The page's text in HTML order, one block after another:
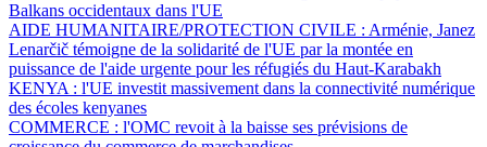
Balkans occidentaux dans l'UE
AIDE HUMANITAIRE/PROTECTION CIVILE : Arménie, Janez
Lenarčič témoigne de la solidarité de l'UE par la montée en
puissance de l'aide urgente pour les réfugiés du Haut-Karabakh
KENYA : l'UE investit massivement dans la connectivité numérique
des écoles kenyanes
COMMERCE : l'OMC revoit à la baisse ses prévisions de